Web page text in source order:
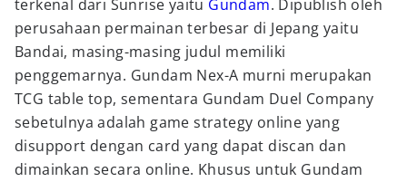
terkenal dari Sunrise yaitu Gundam. Dipublish oleh
perusahaan permainan terbesar di Jepang yaitu
Bandai, masing-masing judul memiliki
penggemarnya. Gundam Nex-A murni merupakan
TCG table top, sementara Gundam Duel Company
sebetulnya adalah game strategy online yang
disupport dengan card yang dapat discan dan
dimainkan secara online. Khusus untuk Gundam